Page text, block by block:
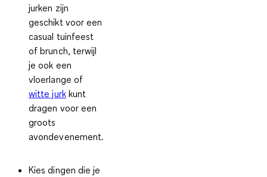
jurken zijn
geschikt voor een
casual tuinfeest
of brunch, terwijl
je ook een
vloerlange of
witte jurkkunt
dragen voor een
groots
avondevenement.
Kies dingen die je